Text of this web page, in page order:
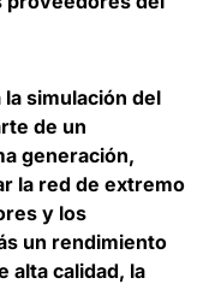
simulación del
de un
generación,
la red de extremo
y los
un rendimiento
alta calidad, la